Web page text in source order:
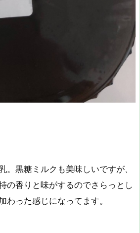
。黒糖ミルクも美味しいですが、
の香りと味がするのでさらっとし
わった感じになってます。